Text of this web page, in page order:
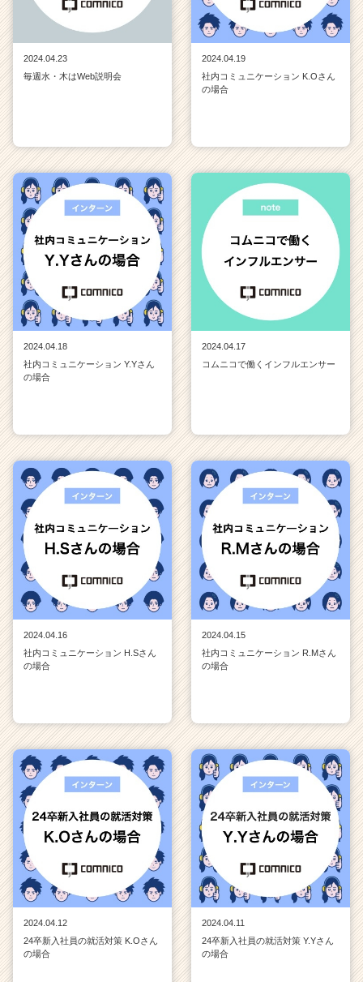
2024.04.23
毎週水・木はWeb説明会
2024.04.19
社内コミュニケーション K.Oさん
の場合
2024.04.18
社内コミュニケーション Y.Yさん
の場合
2024.04.17
コムニコで働くインフルエンサー
2024.04.16
社内コミュニケーション H.Sさん
の場合
2024.04.15
社内コミュニケーション R.Mさん
の場合
2024.04.12
24卒新入社員の就活対策 K.Oさん
の場合
2024.04.11
24卒新入社員の就活対策 Y.Yさん
の場合